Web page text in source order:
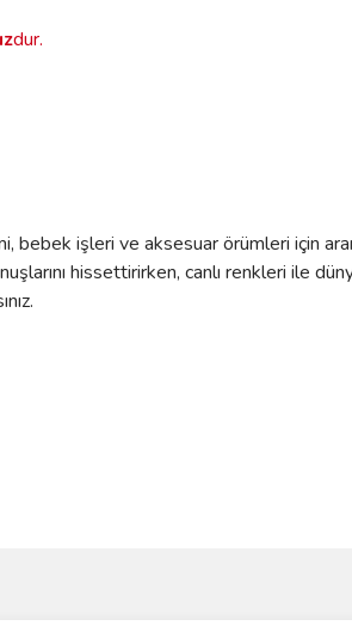
dur.
bebek işleri ve aksesuar örümleri için
hissettirirken, canlı renkleri ile